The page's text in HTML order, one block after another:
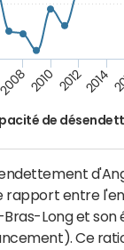
de
2008 2010 20122014
rapport entre
Long et son
Ce